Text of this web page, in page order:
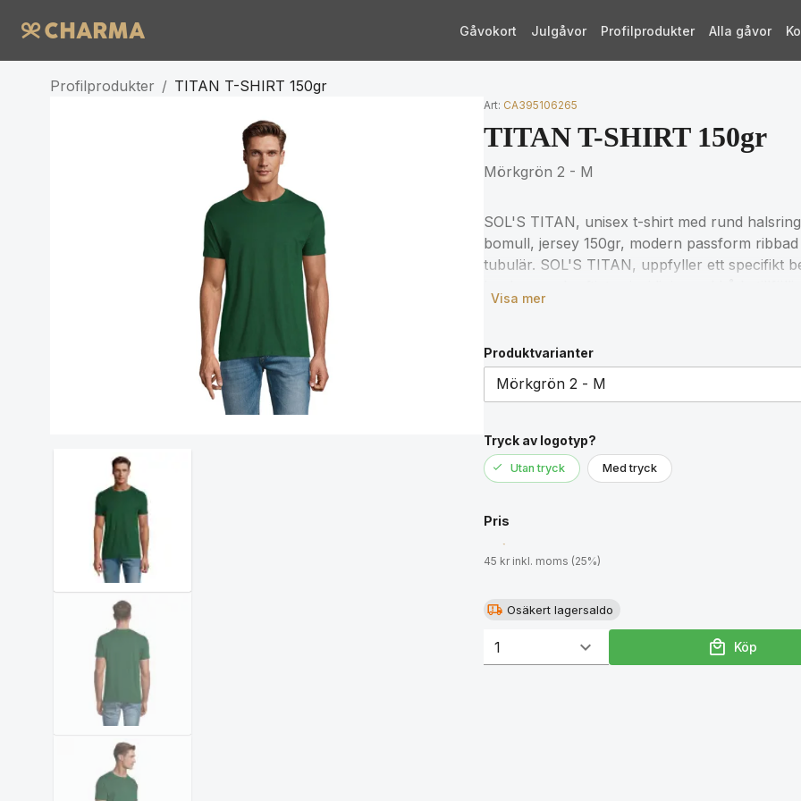
Gåvokort Julgåvor Profilprodukter Alla gåvor
Profilprodukter / TITAN T-SHIRT 150gr
Art: CA395106265
TITAN T-SHIRT 150gr
Mörkgrön 2 - M
SOL'S TITAN, unisex t-shirt med rund
bomull, jersey 150gr, modern passform
tubulär. SOL'S TITAN, uppfyller ett specifikt
att uppnå detta mål valde vi att anta tekniska
funktionell och modern produkt. Små
till en annan. För matchande storlekar, se
produktdokumentation.
Visa mer
Produktvarianter
Tryck av logotyp?
Utan tryck Med tryck
Pris
45 kr inkl. moms (25%)
Osäkert lagersaldo
Köp